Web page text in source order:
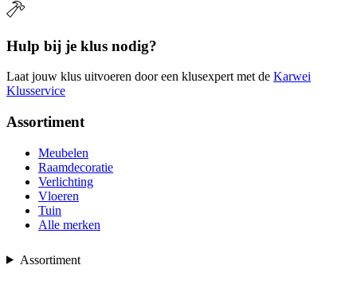
Hulp bij je klus nodig?
Laat jouw klus uitvoeren door een klusexpert met de Karwei
Klusservice
Assortiment
Meubelen
Raamdecoratie
Verlichting
Vloeren
Tuin
Alle merken
Assortiment